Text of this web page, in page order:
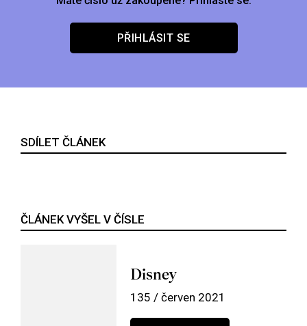
PŘIHLÁSIT SE
SDÍLET ČLÁNEK
ČLÁNEK VYŠEL V ČÍSLE
Disney
135 / červen 2021